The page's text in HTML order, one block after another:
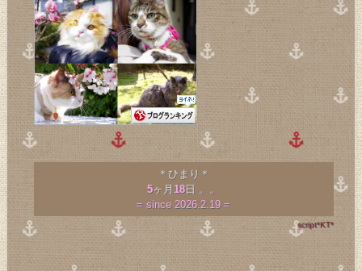
＊ひまり＊
5ヶ月 18日 。。
= since 2026.2.19 =
script*KT*